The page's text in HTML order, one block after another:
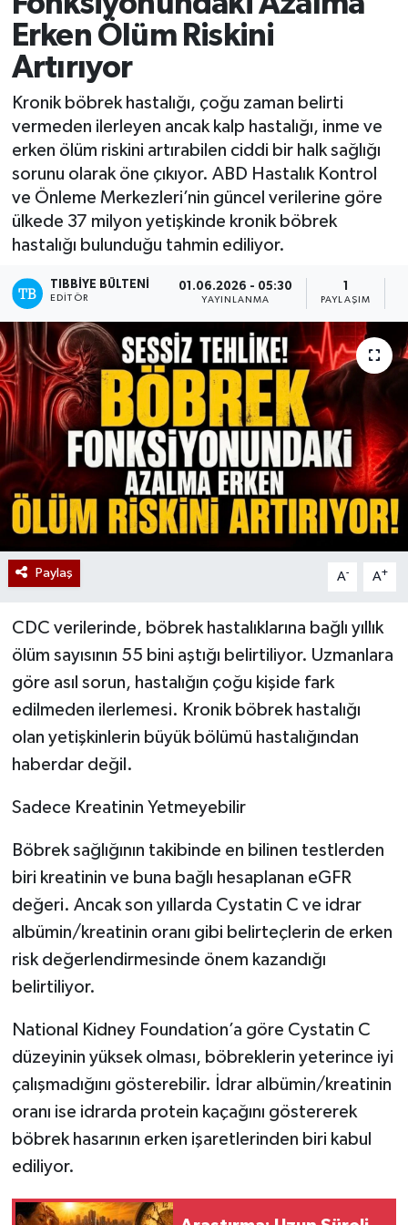
Erken Ölüm Riskini
Artırıyor
Kronik böbrek hastalığı, çoğu zaman belirti
vermeden ilerleyen ancak kalp hastalığı, inme ve
erken ölüm riskini artırabilen ciddi bir halk sağlığı
sorunu olarak öne çıkıyor. ABD Hastalık Kontrol
ve Önleme Merkezleri’nin güncel verilerine göre
ülkede 37 milyon yetişkinde kronik böbrek
hastalığı bulunduğu tahmin ediliyor.
TIBBIYE BÜLTENI
EDITÖR
01.06.2026 - 05:30
YAYINLANMA PAYLAŞIM
Paylaş A- A+
CDC verilerinde, böbrek hastalıklarına bağlı yıllık
ölüm sayısının 55 bini aştığı belirtiliyor. Uzmanlara
göre asıl sorun, hastalığın çoğu kişide fark
edilmeden ilerlemesi. Kronik böbrek hastalığı
olan yetişkinlerin büyük bölümü hastalığından
haberdar değil.
Sadece Kreatinin Yetmeyebilir
Böbrek sağlığının takibinde en bilinen testlerden
biri kreatinin ve buna bağlı hesaplanan eGFR
değeri. Ancak son yıllarda Cystatin C ve idrar
albümin/kreatinin oranı gibi belirteçlerin de erken
risk değerlendirmesinde önem kazandığı
belirtiliyor.
National Kidney Foundation’a göre Cystatin C
düzeyinin yüksek olması, böbreklerin yeterince iyi
çalışmadığını gösterebilir. İdrar albümin/kreatinin
oranı ise idrarda protein kaçağını göstererek
böbrek hasarının erken işaretlerinden biri kabul
ediliyor.
Mevzuat